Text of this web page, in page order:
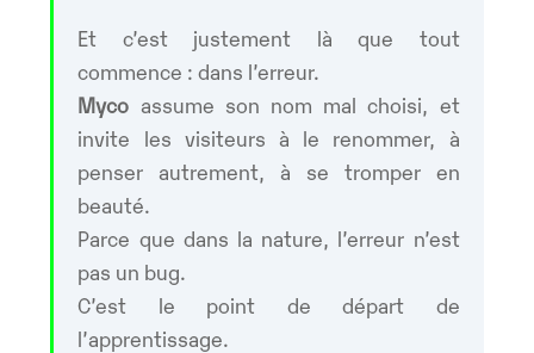
Et c’est justement là que tout
commence : dans l’erreur.
Myco assume son nom mal choisi, et
invite les visiteurs à le renommer, à
penser autrement, à se tromper en
beauté.
Parce que dans la nature, l’erreur n’est
pas un bug.
C’est le point de départ de
l’apprentissage.